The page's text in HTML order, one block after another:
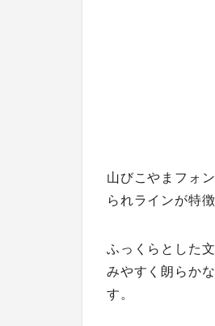
山びこやまフォ
られラインが特
ふっくらとした
みやすく朗らか
す。